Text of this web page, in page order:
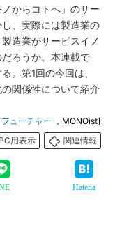
からコトへ」のサー
、実際には製造業の
造業がサービスイノ
ろうか。本連載で
。第1回の今回は、
関係性について紹介
ューチャー
，MONOist]
PC用表示
関連情報
Hatena